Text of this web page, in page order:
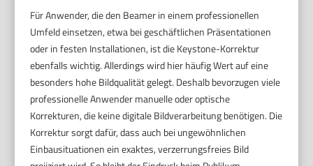
Für Anwender, die den Beamer in einem professionellen
Umfeld einsetzen, etwa bei geschäftlichen Präsentationen
oder in festen Installationen, ist die Keystone-Korrektur
ebenfalls wichtig. Allerdings wird hier häufig Wert auf eine
besonders hohe Bildqualität gelegt. Deshalb bevorzugen viele
professionelle Anwender manuelle oder optische
Korrekturen, die keine digitale Bildverarbeitung benötigen. Die
Korrektur sorgt dafür, dass auch bei ungewöhnlichen
Einbausituationen ein exaktes, verzerrungsfreies Bild